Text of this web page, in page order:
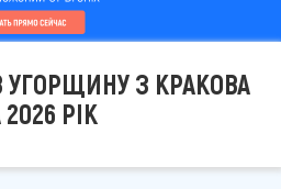
УГОРЩИНУ З КРАКОВА
РІК